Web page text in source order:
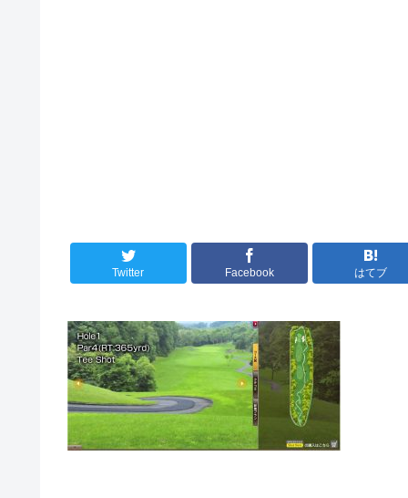
Twitter Facebook はてブ